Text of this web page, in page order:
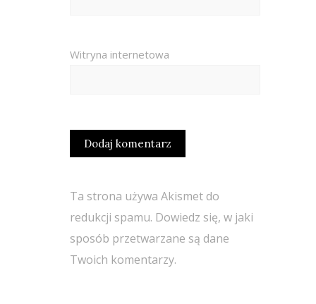
Witryna internetowa
Ta strona używa Akismet do
redukcji spamu. Dowiedz się, w jaki
sposób przetwarzane są dane
Twoich komentarzy.